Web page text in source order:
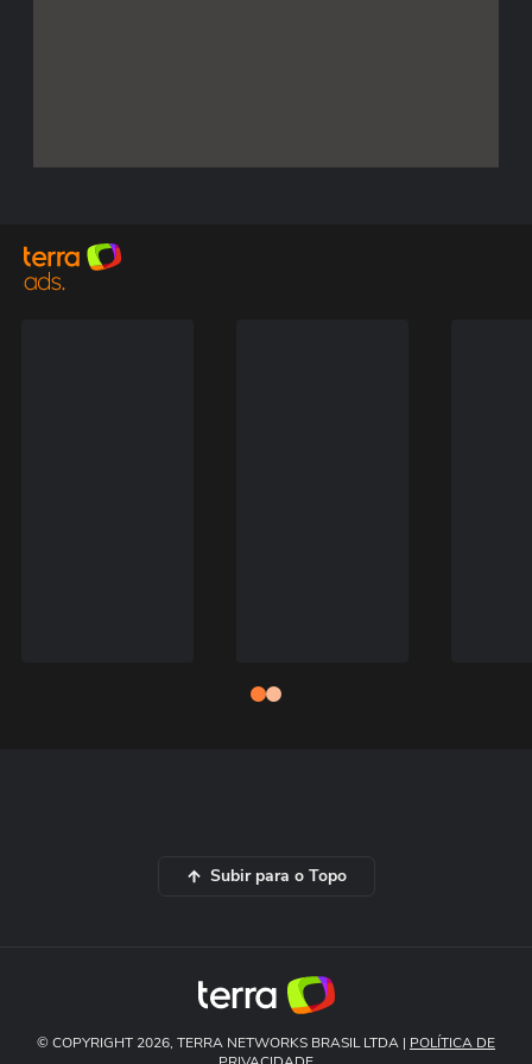
Subir para o Topo
© COPYRIGHT 2026, TERRA NETWORKS BRASIL LTDA | POLÍTICA DE